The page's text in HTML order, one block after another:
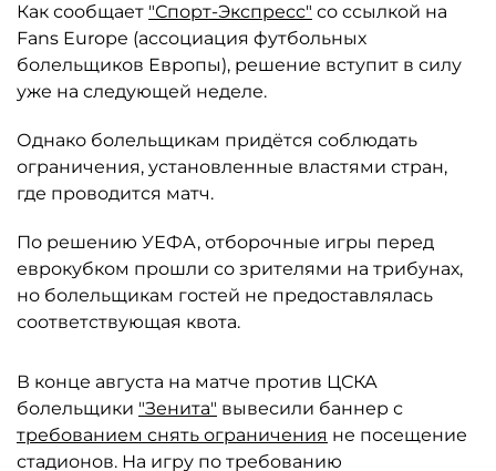
Как сообщает "Спорт-Экспресс" со ссылкой на
Fans Europe (ассоциация футбольных
болельщиков Европы), решение вступит в силу
уже на следующей неделе.
Однако болельщикам придётся соблюдать
ограничения, установленные властями стран,
где проводится матч.
По решению УЕФА, отборочные игры перед
еврокубком прошли со зрителями на трибунах,
но болельщикам гостей не предоставлялась
соответствующая квота.
В конце августа на матче против ЦСКА
болельщики "Зенита" вывесили баннер с
требованием снять ограничения не посещение
стадионов. На игру по требованию